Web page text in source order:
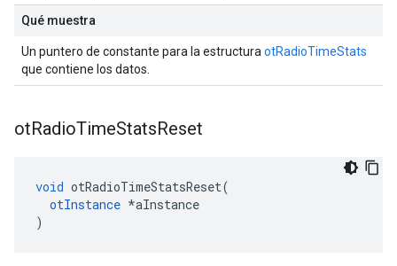
Qué muestra
Un puntero de constante para la estructura otRadioTimeStats
que contiene los datos.
otRadioTimeStatsReset
void otRadioTimeStatsReset(
otInstance *aInstance
)